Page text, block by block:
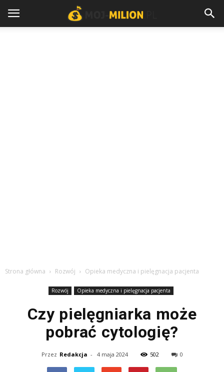
Strona główna Rozwój Opieka medyczna i pielęgnacja pacjenta
Rozwój Opieka medyczna i pielęgnacja pacjenta
Czy pielęgniarka może
pobrać cytologię?
Przez Redakcja - 4 maja 2024 502 0